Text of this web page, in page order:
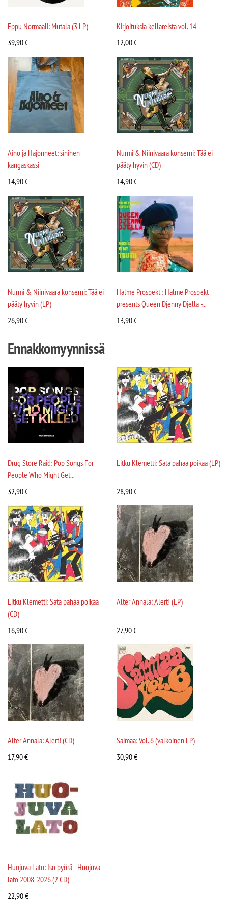
Eppu Normaali: Mutala (3 LP)
39,90€
Kirjoituksia kellareista vol. 14
12,00€
Aino ja Hajonneet: sininen
kangaskassi
14,90€
Nurmi & Niinivaara konserni: Tää ei
pääty hyvin (CD)
14,90€
Nurmi & Niinivaara konserni: Tää ei
pääty hyvin (LP)
26,90€
Halme Prospekt : Halme Prospekt
presents Queen Djenny Djella -...
13,90€
Ennakkomyynnissä
Drug Store Raid: Pop Songs For
People Who Might Get...
32,90€
Litku Klemetti: Sata pahaa poikaa (LP)
28,90€
Litku Klemetti: Sata pahaa poikaa
(CD)
16,90€
Alter Annala: Alert! (LP)
27,90€
Alter Annala: Alert! (CD)
17,90€
Saimaa: Vol. 6 (valkoinen LP)
30,90€
Huojuva Lato: Iso pyörä - Huojuva
lato 2008-2026 (2 CD)
22,90€